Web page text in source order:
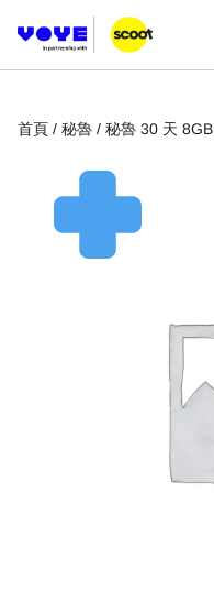
首頁 / 秘魯 / 秘魯 30 天 8GB